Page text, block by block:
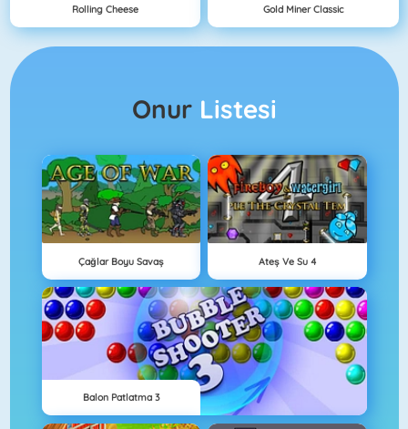
Rolling Cheese Gold Miner Classic
Onur Listesi
Çağlar Boyu Savaş Ateş Ve Su 4
Balon Patlatma 3